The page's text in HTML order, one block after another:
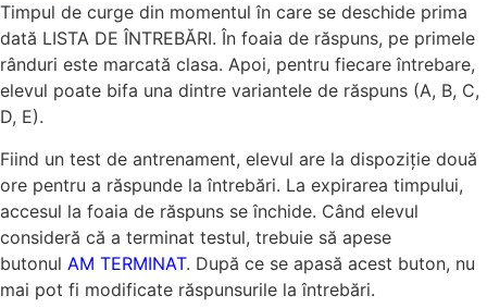
Timpul de curge din momentul în care se deschide prima
dată LISTA DE ÎNTREBĂRI. În foaia de răspuns, pe primele
rânduri este marcată clasa. Apoi, pentru fiecare întrebare,
elevul poate bifa una dintre variantele de răspuns (A, B, C,
D, E).
Fiind un test de antrenament, elevul are la dispoziție două
ore pentru a răspunde la întrebări. La expirarea timpului,
accesul la foaia de răspuns se închide. Când elevul
consideră că a terminat testul, trebuie să apese
butonul AM TERMINAT. După ce se apasă acest buton, nu
mai pot fi modificate răspunsurile la întrebări.